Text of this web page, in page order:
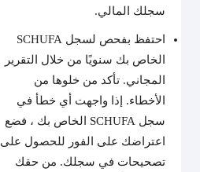
سجلك المالي.
احتفظ بفحص لسجل SCHUFA
الخاص بك سنويًا من خلال التقرير
المجاني. تأكد من خلوها من
الأخطاء. إذا واجهت أي خطأ في
سجل SCHUFA الخاص بك ، فضع
اعتراضك على الفور للحصول على
تصحيحات في سجلك. من حقك